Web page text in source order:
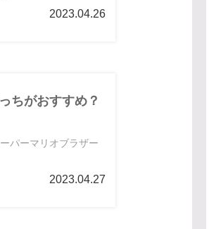
2023.04.26
ちがおすすめ？
パーマリオブラザー
2023.04.27